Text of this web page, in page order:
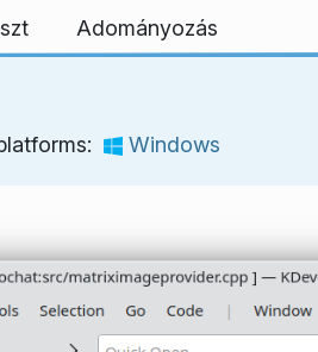
Adományozás
Windows